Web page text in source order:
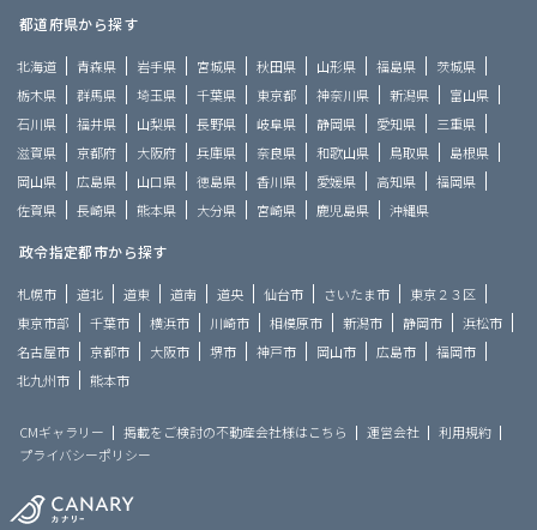
都道府県から探す
北海道 青森県 岩手県 宮城県 秋田県 山形県 福島県
茨城県
栃木県
群馬県 埼玉県 千葉県 東京都 神奈川県 新潟県
富山県
石川県
福井県 山梨県 長野県 岐阜県 静岡県 愛知県
三重県
滋賀県
京都府 大阪府 兵庫県 奈良県 和歌山県 鳥取県
島根県
岡山県
広島県 山口県 徳島県 香川県 愛媛県 高知県
福岡県
佐賀県
長崎県 熊本県 大分県 宮崎県 鹿児島県 沖縄県
政令指定都市から探す
札幌市 道北 道東 道南 道央 仙台市 さいたま市
東京２３区
東京市部
千葉市 横浜市 川崎市 相模原市 新潟市 静岡市
浜松市
名古屋市
京都市 大阪市 堺市 神戸市 岡山市 広島市
福岡市
北九州市
熊本市
CMギャラリー 掲載をご検討の不動産会社様はこちら 運営会社
利用規約
プライバシーポリシー